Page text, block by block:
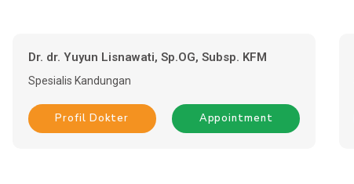
Dr. dr. Yuyun Lisnawati, Sp.OG, Subsp. KFM
Spesialis Kandungan
Profil Dokter Appointment